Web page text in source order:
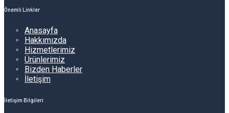
Önemli Linkler
Anasayfa
Hakkımızda
Hizmetlerimiz
Ürünlerimiz
Bizden Haberler
İletişim
İletişim Bilgileri